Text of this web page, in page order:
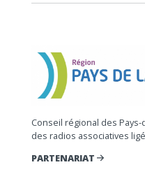
Conseil régional des
des radios associatives
PARTENARIAT